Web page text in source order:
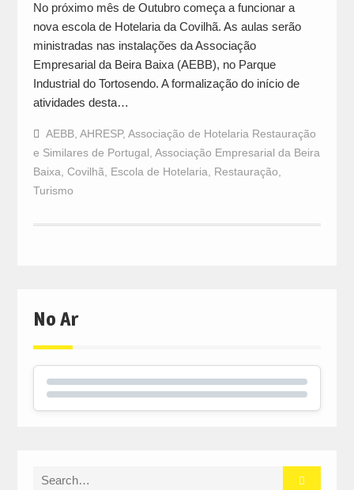
No próximo mês de Outubro começa a funcionar a
nova escola de Hotelaria da Covilhã. As aulas serão
ministradas nas instalações da Associação
Empresarial da Beira Baixa (AEBB), no Parque
Industrial do Tortosendo. A formalização do início de
atividades desta…
AEBB, AHRESP, Associação de Hotelaria Restauração
e Similares de Portugal Associação Empresarial da Beira
Baixa Covilhã Escola de Hotelaria Restauração
Turismo
No Ar
Search